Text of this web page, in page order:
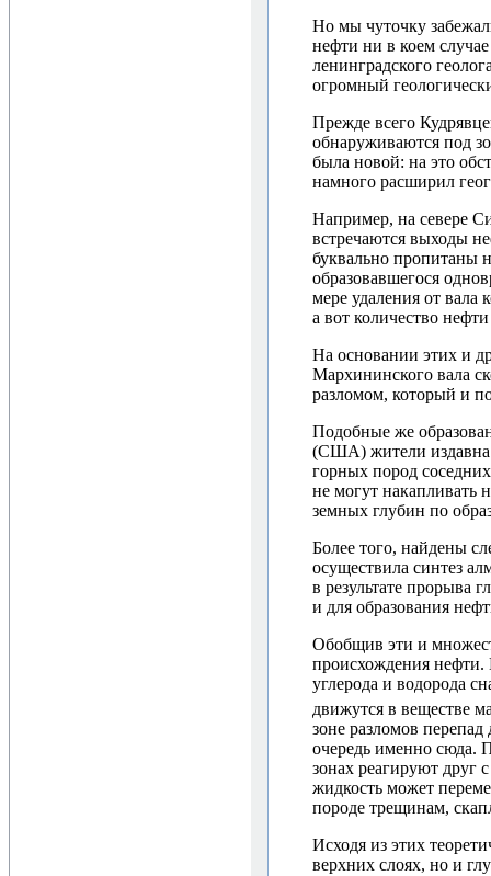
Но мы чуточку
нефти ни в коем
ленинградского
огромный
Прежде всего
обнаруживаются под
была новой: на это
намного расширил
Например, на севере
встречаются выходы
буквально пропитаны
образовавшегося
мере удаления от вала
а вот количество
На основании этих и
Мархининского вала
разломом, который и
Подобные же
(США) жители издавна
горных пород
не могут накапливать
земных глубин по
Более того, найдены
осуществила синтез
в результате прорыва
и для образования
Обобщив эти и
происхождения нефти.
углерода и водорода
движутся в веществе
зоне разломов
очередь именно сюда.
зонах реагируют друг
жидкость может
породе трещинам,
Исходя из этих
верхних слоях, но и